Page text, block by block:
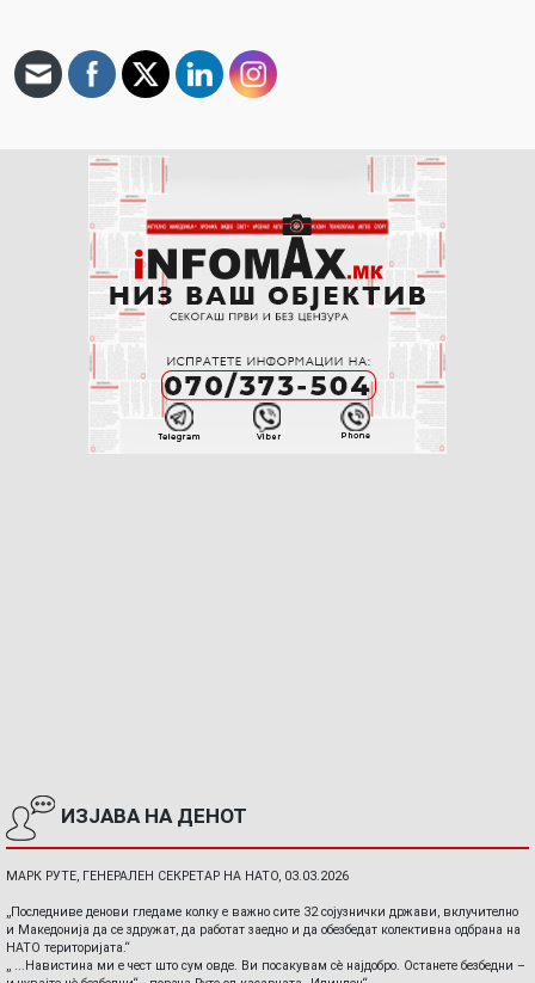
ИЗЈАВА НА ДЕНОТ
МАРК РУТЕ, ГЕНЕРАЛЕН СЕКРЕТАР НА НАТО, 03.03.2026
„Последниве денови гледаме колку е важно сите 32 сојузнички држави, вклучително
и Македонија да се здружат, да работат заедно и да обезбедат колективна одбрана на
НАТО територијата.“
„ ...Навистина ми е чест што сум овде. Ви посакувам сè најдобро. Останете безбедни –